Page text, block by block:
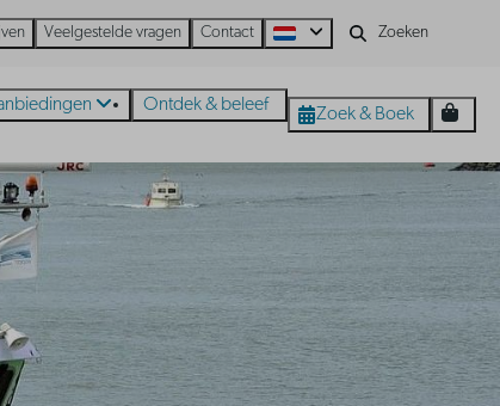
Veelgestelde vragen Contact
Ontdek & beleef Zoek & Boek